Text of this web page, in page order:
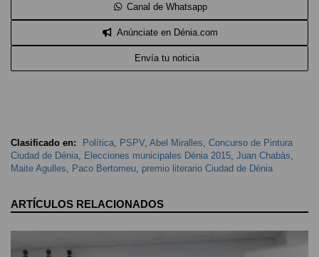
Canal de Whatsapp
Anúnciate en Dénia.com
Envía tu noticia
Clasificado en: Política PSPV, Abel Miralles Concurso de Pintura
Ciudad de Dénia
Elecciones municipales Dénia 2015 Juan Chabàs
Maite Agulles
Paco Bertomeu premio literario Ciudad de Dénia
ARTÍCULOS RELACIONADOS